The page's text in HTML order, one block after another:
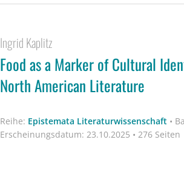
Ingrid Kaplitz
Food as a Marker of Cultural
North American Literature
Reihe: Epistemata Literaturwissenschaft •
Erscheinungsdatum: 23.10.2025 • 276 Seiten